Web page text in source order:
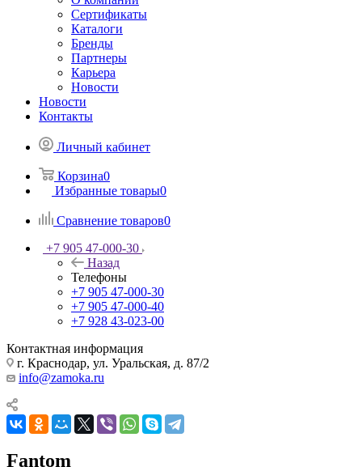
Сертификаты
Каталоги
Бренды
Партнеры
Карьера
Новости
Новости
Контакты
Личный кабинет
Корзина0
Избранные товары0
Сравнение товаров0
+7 905 47-000-30
Назад
Телефоны
+7 905 47-000-30
+7 905 47-000-40
+7 928 43-023-00
Контактная информация
г. Краснодар, ул. Уральская, д. 87/2
info@zamoka.ru
Fantom